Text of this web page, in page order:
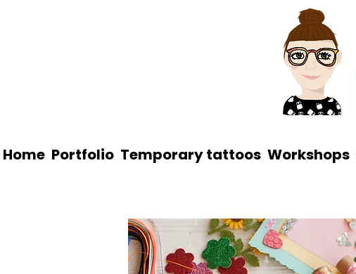
Home Portfolio Temporary tattoos Workshops